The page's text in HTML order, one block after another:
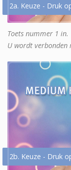
2a. Keuze - Druk
Toets nummer 1 in.
U wordt verbonden
2b. Keuze - Druk